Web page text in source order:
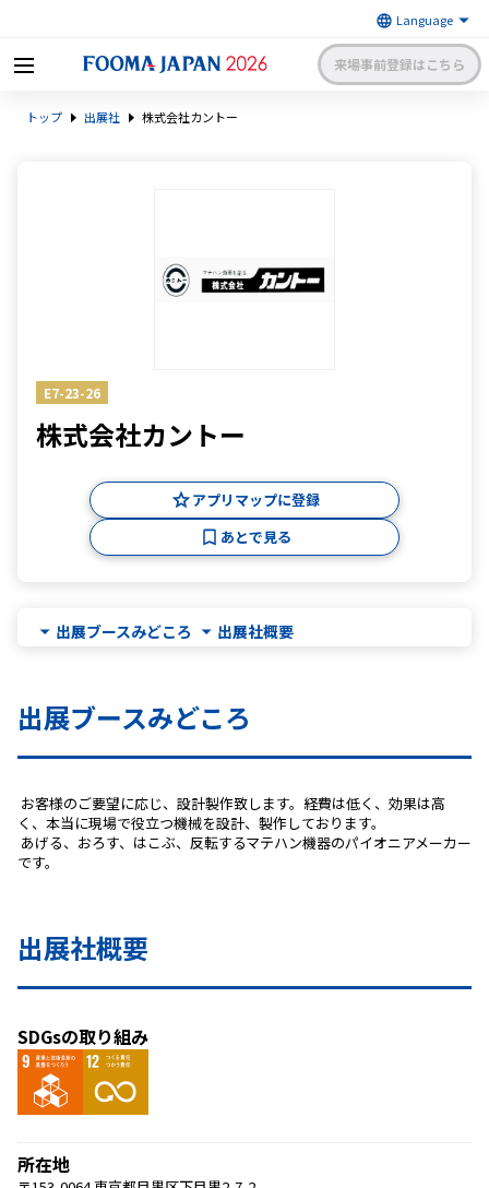
来場事前登録はこちら
級の食品製造総合展〜 | 一般社
トップ 出展社 株式会社カントー
E7-23-26
株式会社カントー
アプリマップに登録
あとで見る
出展ブースみどころ 出展社概要
出展ブースみどころ
く、本当に現場で役立つ機械を設計、製作しております。
です。
出展社概要
SDGsの取り組み
所在地